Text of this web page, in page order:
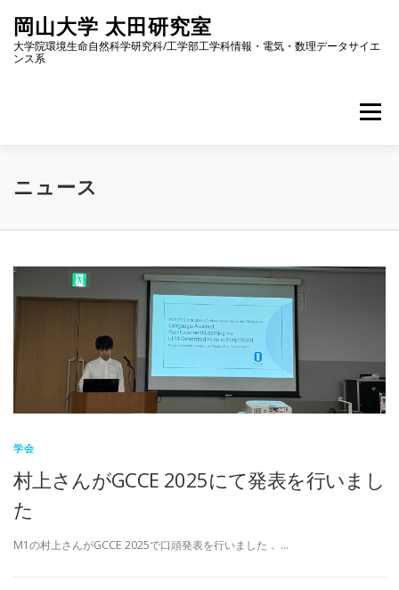
ッ
岡山大学 太田研究室
大学院環境生命自然科学研究科/工学部工学科情報・電気・数理データサイエ
ンス系
メニュー
ホーム
ニュース
ニ
ュ
ー
ス
学会
村上さんがGCCE 2025にて発表を行いまし
た
M1の村上さんがGCCE 2025で口頭発表を行いました． …